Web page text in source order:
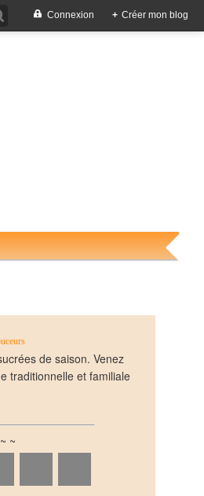
Connexion + Créer mon blog
de saison. Venez
traditionnelle et familiale
~